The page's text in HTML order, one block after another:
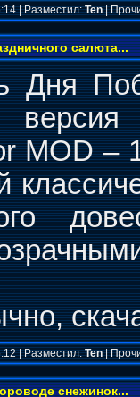
| Разместил:Ten|
салюта...
Дня
MOD –
| Разместил:Ten|
снежинок...